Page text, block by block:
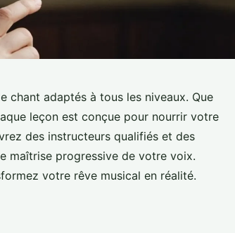
chant adaptés à tous les niveaux. Que
leçon est conçue pour nourrir votre
des instructeurs qualifiés et des
maîtrise progressive de votre voix.
votre rêve musical en réalité.